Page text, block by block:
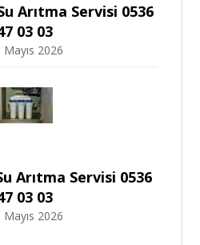
Arıtma Servisi 0536
03 03
Mayıs 2026
Arıtma Servisi 0536
03 03
Mayıs 2026